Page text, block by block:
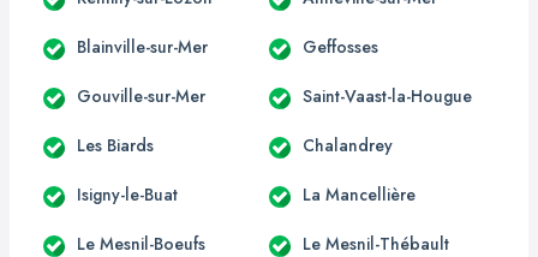
Blainville-sur-Mer Geffosses
Gouville-sur-Mer Saint-Vaast-la-Hougue
Les Biards Chalandrey
Isigny-le-Buat La Mancellière
Le Mesnil-Boeufs Le Mesnil-Thébault